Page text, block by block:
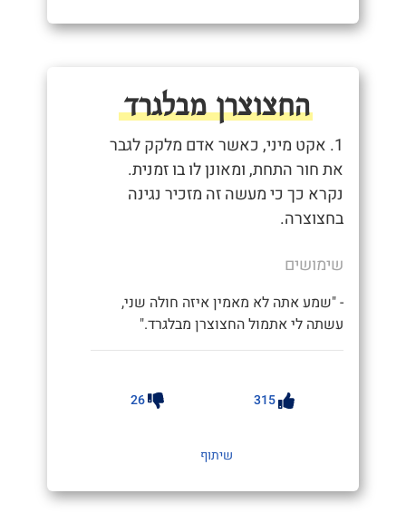
החצוצרן מבלגרד
1. אקט מיני, כאשר אדם מלקק לגבר
את חור התחת, ומאונן לו בו זמנית.
נקרא כך כי מעשה זה מזכיר נגינה
בחצוצרה.
שימושים
- "שמע אתה לא מאמין איזה חולה שני,
עשתה לי אתמול החצוצרן מבלגרד."
315
26
שיתוף